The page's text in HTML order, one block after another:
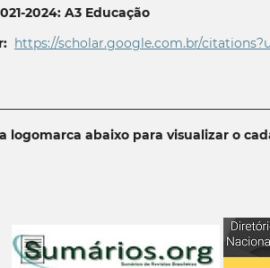
2024: A3 Educação
https://scholar.google.com.br/
logomarca abaixo para visualizar o